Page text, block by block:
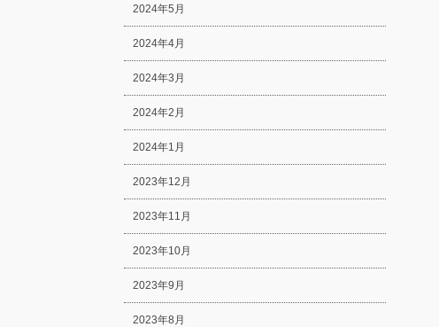
2024年5月
2024年4月
2024年3月
2024年2月
2024年1月
2023年12月
2023年11月
2023年10月
2023年9月
2023年8月